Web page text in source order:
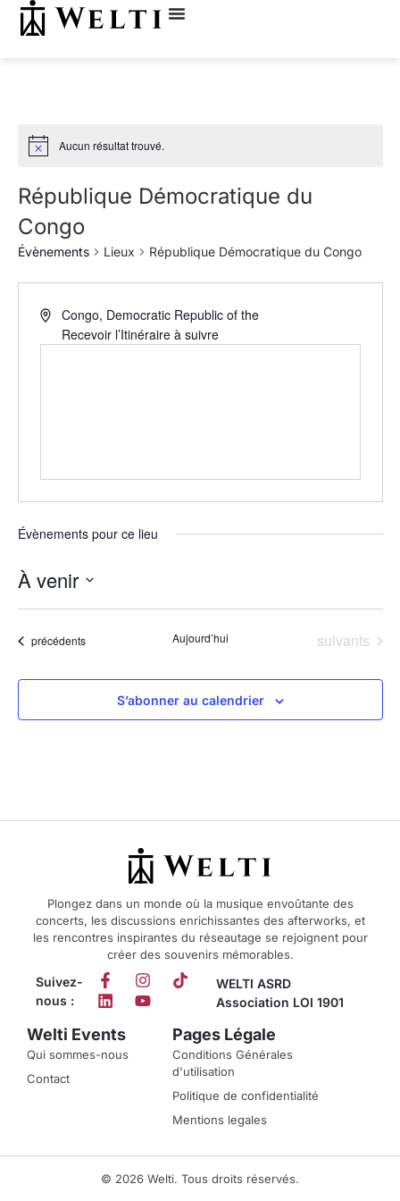
Aucun résultat trouvé.
République Démocratique du
Congo
Évènements Lieux République Démocratique du Congo
Congo, Democratic Republic of the
Recevoir l’Itinéraire à suivre
Évènements pour ce lieu
À venir
une
Évènements
précédents Aujourd’hui Évènements
suivants
S’abonner au calendrier
Plongez dans un monde où la musique envoûtante des
concerts, les discussions enrichissantes des afterworks, et
les rencontres inspirantes du réseautage se rejoignent pour
créer des souvenirs mémorables.
Suivez-
nous :
WELTI ASRD
Association LOI 1901
Welti Events
Qui sommes-nous
Contact
Pages Légale
Conditions Générales
d'utilisation
Politique de confidentialité
Mentions legales
© 2026 Welti. Tous droits réservés.